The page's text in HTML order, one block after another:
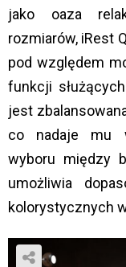
jako oaza
rozmiarów, iRest
pod względem
funkcji
jest
co nadaje mu
wyboru między
umożliwia
kolorystycznych